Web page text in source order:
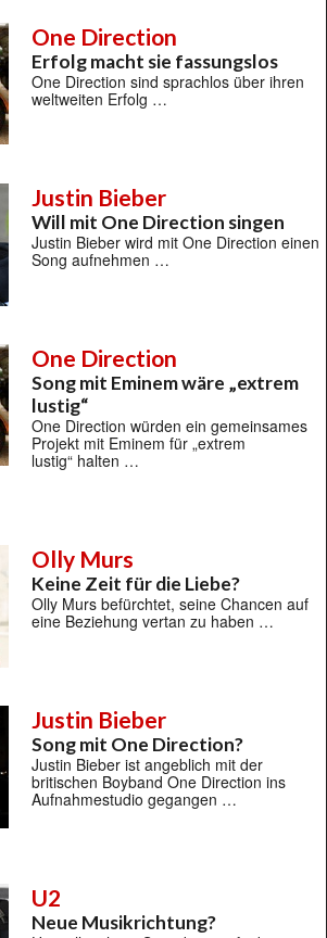
One Direction
Erfolg macht sie fassungslos
One Direction sind sprachlos über ihren
weltweiten Erfolg …
Justin Bieber
Will mit One Direction singen
Justin Bieber wird mit One Direction einen
Song aufnehmen …
One Direction
Song mit Eminem wäre „extrem
lustig“
One Direction würden ein gemeinsames
Projekt mit Eminem für „extrem
lustig“ halten …
Olly Murs
Keine Zeit für die Liebe?
Olly Murs befürchtet, seine Chancen auf
eine Beziehung vertan zu haben …
Justin Bieber
Song mit One Direction?
Justin Bieber ist angeblich mit der
britischen Boyband One Direction ins
Aufnahmestudio gegangen …
U2
Neue Musikrichtung?